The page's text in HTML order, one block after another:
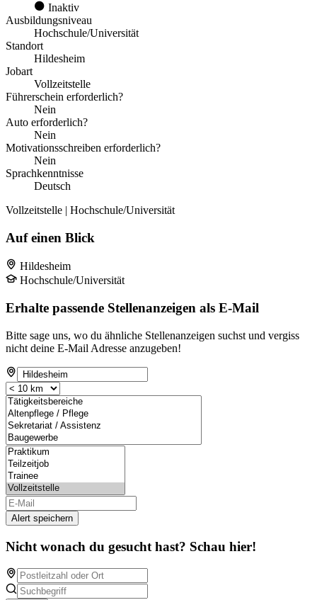
Inaktiv
Ausbildungsniveau
Hochschule/Universität
Standort
Hildesheim
Jobart
Vollzeitstelle
Führerschein erforderlich?
Nein
Auto erforderlich?
Nein
Motivationsschreiben erforderlich?
Nein
Sprachkenntnisse
Deutsch
Vollzeitstelle | Hochschule/Universität
Auf einen Blick
Hildesheim
Hochschule/Universität
Erhalte passende Stellenanzeigen als E-Mail
Bitte sage uns, wo du ähnliche Stellenanzeigen suchst und vergiss
nicht deine E-Mail Adresse anzugeben!
Alert speichern
Nicht wonach du gesucht hast? Schau hier!